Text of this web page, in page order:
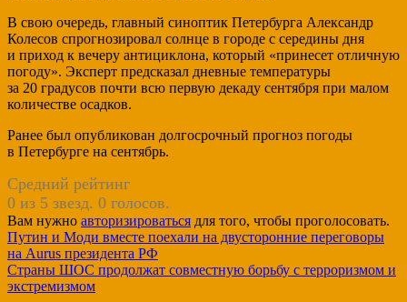
В свою очередь, главный синоптик Петербурга Александр
Колесов спрогнозировал солнце в городе с середины дня
и приход к вечеру антициклона, который «принесет отличную
погоду». Эксперт предсказал дневные температуры
за 20 градусов почти всю первую декаду сентября при малом
количестве осадков.
Ранее был опубликован долгосрочный прогноз погоды
в Петербурге на сентябрь.
Средний рейтинг
0 из 5 звезд. 0 голосов.
Вам нужно авторизироваться для того, чтобы проголосовать.
Навигация
по
записям
Путин и Моди вместе поехали на двусторонние переговоры
на Aurus президента РФ
Страны ШОС продолжат совместную борьбу с терроризмом и
экстремизмом